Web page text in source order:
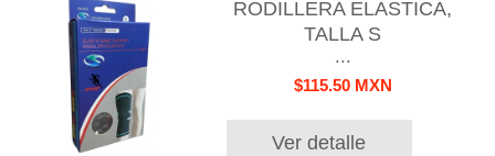
RODILLERA ELASTICA,
TALLA S
...
$115.50 MXN
Ver detalle